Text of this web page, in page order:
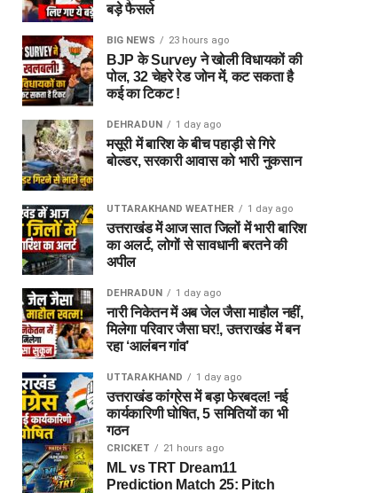
बड़े फैसले
BIG NEWS 23 hours ago
BJP के Survey ने खोली विधायकों की
पोल, 32 चेहरे रेड जोन में, कट सकता है
कई का टिकट !
DEHRADUN 1 day ago
मसूरी में बारिश के बीच पहाड़ी से गिरे
बोल्डर, सरकारी आवास को भारी नुकसान
UTTARAKHAND WEATHER 1 day ago
उत्तराखंड में आज सात जिलों में भारी बारिश
का अलर्ट, लोगों से सावधानी बरतने की
अपील
DEHRADUN 1 day ago
नारी निकेतन में अब जेल जैसा माहौल नहीं,
मिलेगा परिवार जैसा घर!, उत्तराखंड में बन
रहा ‘आलंबन गांव’
UTTARAKHAND 1 day ago
उत्तराखंड कांग्रेस में बड़ा फेरबदल! नई
कार्यकारिणी घोषित, 5 समितियों का भी
गठन
CRICKET 21 hours ago
ML vs TRT Dream11
Prediction Match 25: Pitch